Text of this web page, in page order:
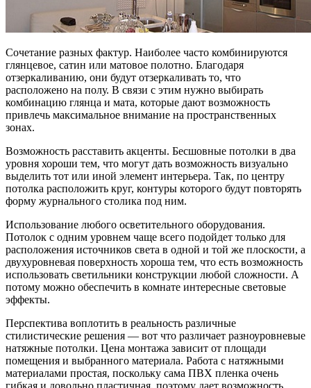
Сочетание разных фактур. Наиболее часто комбинируются
глянцевое, сатин или матовое полотно. Благодаря
отзеркаливанию, они будут отзеркаливать то, что
расположено на полу. В связи с этим нужно выбирать
комбинацию глянца и мата, которые дают возможность
привлечь максимальное внимание на пространственных
зонах.
Возможность расставить акценты. Бесшовные потолки в два
уровня хороши тем, что могут дать возможность визуально
выделить тот или иной элемент интерьера. Так, по центру
потолка расположить круг, контуры которого будут повторять
форму журнального столика под ним.
Использование любого осветительного оборудования.
Потолок с одним уровнем чаще всего подойдет только для
расположения источников света в одной и той же плоскости, а
двухуровневая поверхность хороша тем, что есть возможность
использовать светильники конструкции любой сложности. А
потому можно обеспечить в комнате интересные световые
эффекты.
Перспектива воплотить в реальность различные
стилистические решения — вот что различает разноуровневые
натяжные потолки. Цена монтажа зависит от площади
помещения и выбранного материала. Работа с натяжными
материалами простая, поскольку сама ПВХ пленка очень
гибкая и довольно пластичная, поэтому дает возможность